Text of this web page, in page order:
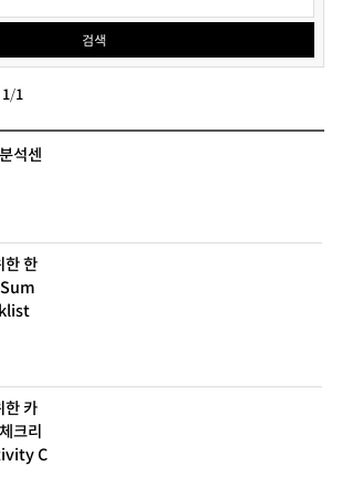
검색
1/1
석센
한 한
한 카
크리
C